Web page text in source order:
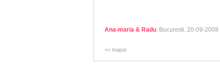
Ana-maria & Radu, Bucuresti, 20-09-2008
<< Inapoi